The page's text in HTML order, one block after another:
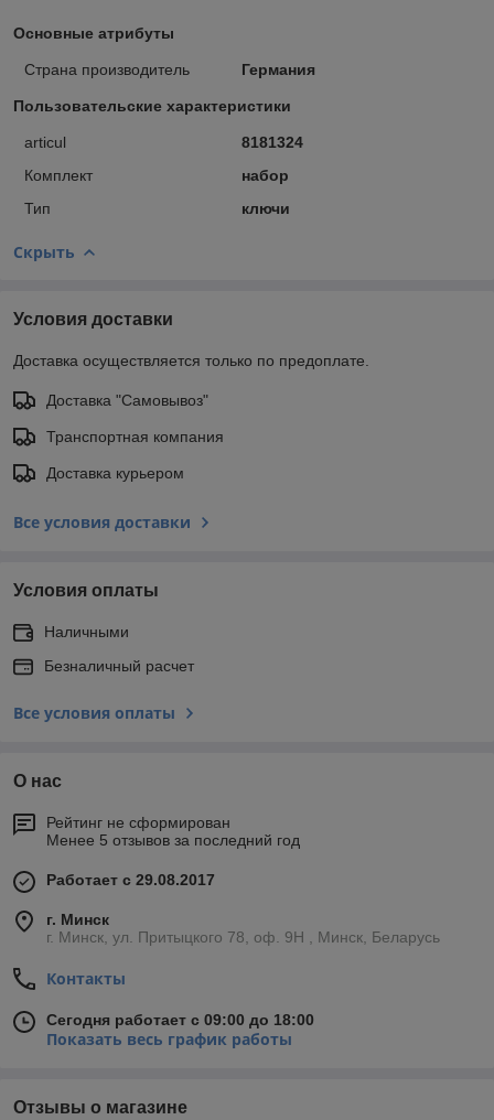
Основные атрибуты
Страна производитель Германия
Пользовательские характеристики
articul
8181324
Комплект
набор
Тип
ключи
Скрыть
Условия доставки
Доставка осуществляется только по предоплате.
Доставка "Самовывоз"
Транспортная компания
Доставка курьером
Все условия доставки
Условия оплаты
Наличными
Безналичный расчет
Все условия оплаты
О нас
Рейтинг не сформирован
Менее 5 отзывов за последний год
Работает с 29.08.2017
г. Минск
г. Минск, ул. Притыцкого 78, оф. 9Н , Минск, Беларусь
Контакты
Сегодня работает с 09:00 до 18:00
Показать весь график работы
Отзывы о магазине